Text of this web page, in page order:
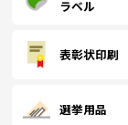
ラベル
表彰状印刷
選挙用品